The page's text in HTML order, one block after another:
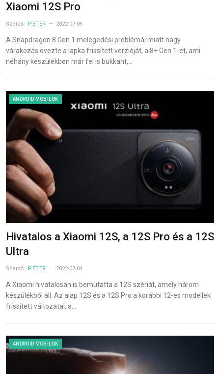
Xiaomi 12S Pro
Szerző: PÉTER 2022-07-05
A Snapdragon 8 Gen 1 melegedési problémái miatt nagy
várakozás övezte a lapka frissített verzióját, a 8+ Gen 1-et, ami
néhány készülékben már fel is bukkant,…
ANDROID MOBILOK
Hivatalos a Xiaomi 12S, a 12S Pro és a 12S
Ultra
Szerző: PÉTER 2022-07-04
A Xiaomi hivatalosan is bemutatta a 12S szériát, amely három
készülékből áll. Az alap 12S és a 12S Pro a korábbi 12-es modellek
frissített változatai, a…
ANDROID MOBILOK